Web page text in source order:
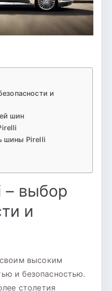
и
шин
шины Pirelli
выбор
и
высоким
и безопасностью.
столетия